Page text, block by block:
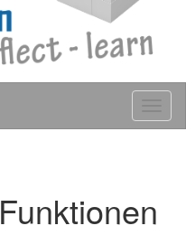
Funktionen